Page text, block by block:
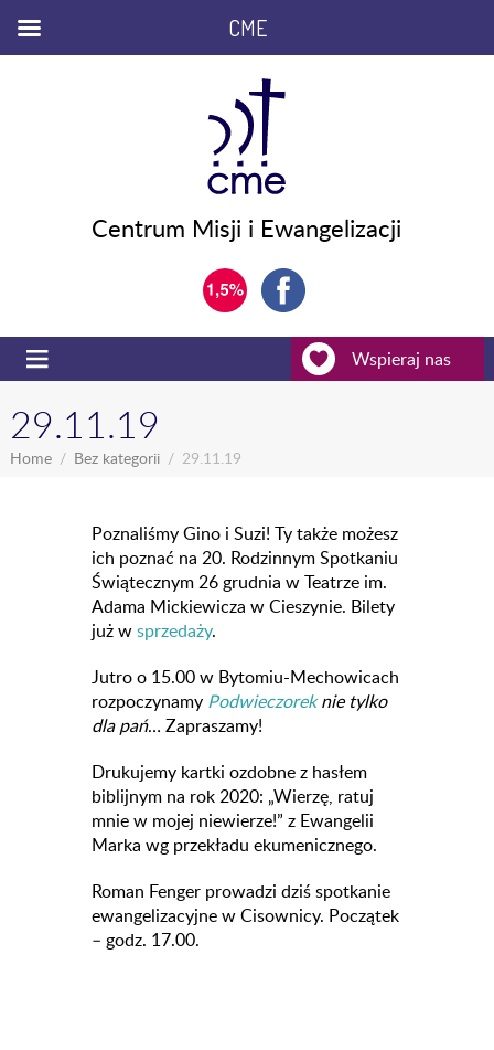
Centrum Misji i Ewangelizacji
Wspieraj nas
29.11.19
Home Bez kategorii 29.11.19
Poznaliśmy Gino i Suzi! Ty także możesz
ich poznać na 20. Rodzinnym Spotkaniu
Świątecznym 26 grudnia w Teatrze im.
Adama Mickiewicza w Cieszynie. Bilety
już wsprzedaży.
Jutro o 15.00 w Bytomiu-Mechowicach
rozpoczynamy Podwieczoreknie tylko
dla pań… Zapraszamy!
Drukujemy kartki ozdobne z hasłem
biblijnym na rok 2020: „Wierzę, ratuj
mnie w mojej niewierze!” z Ewangelii
Marka wg przekładu ekumenicznego.
Roman Fenger prowadzi dziś spotkanie
ewangelizacyjne w Cisownicy. Początek
– godz. 17.00.
CME